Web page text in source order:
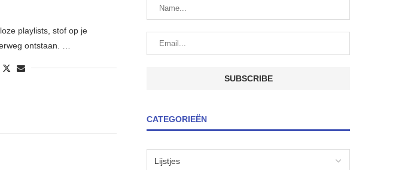
playlists, stof op je
ontstaan. …
CATEGORIEËN